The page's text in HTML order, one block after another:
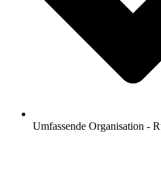
Umfassende Organisation -